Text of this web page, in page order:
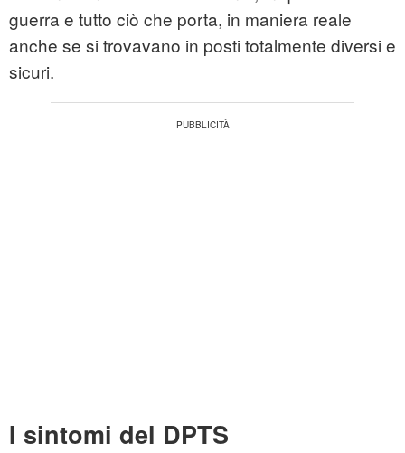
guerra e tutto ciò che porta, in maniera reale
anche se si trovavano in posti totalmente diversi e
sicuri.
I sintomi del DPTS